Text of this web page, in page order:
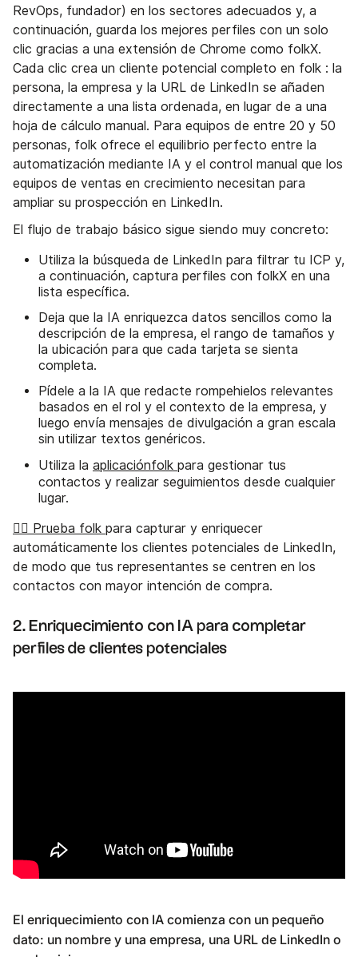
RevOps, fundador) en los sectores adecuados y, a
continuación, guarda los mejores perfiles con un solo
clic gracias a una extensión de Chrome como folkX.
Cada clic crea un cliente potencial completo en folk : la
persona, la empresa y la URL de LinkedIn se añaden
directamente a una lista ordenada, en lugar de a una
hoja de cálculo manual. Para equipos de entre 20 y 50
personas, folk ofrece el equilibrio perfecto entre la
automatización mediante IA y el control manual que los
equipos de ventas en crecimiento necesitan para
ampliar su prospección en LinkedIn.
El flujo de trabajo básico sigue siendo muy concreto:
Utiliza la búsqueda de LinkedIn para filtrar tu ICP y,
a continuación, captura perfiles con folkX en una
lista específica.
Deja que la IA enriquezca datos sencillos como la
descripción de la empresa, el rango de tamaños y
la ubicación para que cada tarjeta se sienta
completa.
Pídele a la IA que redacte rompehielos relevantes
basados en el rol y el contexto de la empresa, y
luego envía mensajes de divulgación a gran escala
sin utilizar textos genéricos.
Utiliza la aplicaciónfolk para gestionar tus
contactos y realizar seguimientos desde cualquier
lugar.
👉🏼 Prueba folk para capturar y enriquecer
automáticamente los clientes potenciales de LinkedIn,
de modo que tus representantes se centren en los
contactos con mayor intención de compra.
2. Enriquecimiento con IA para completar
perfiles de clientes potenciales
El enriquecimiento con IA comienza con un pequeño
dato: un nombre y una empresa, una URL de LinkedIn o